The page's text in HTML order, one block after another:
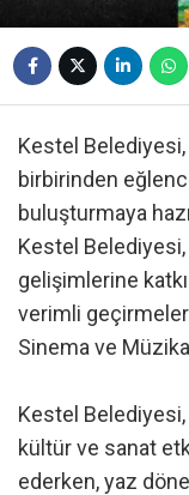
Kestel
birbirinden
buluşturmaya
Kestel
gelişimlerine
verimli
Sinema ve
Kestel Belediyesi,
kültür ve sanat
ederken, yaz